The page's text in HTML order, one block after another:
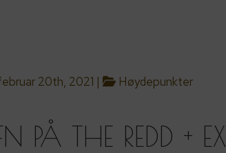
20th, 2021 | Høydepunkter
PÅ THE REDD +